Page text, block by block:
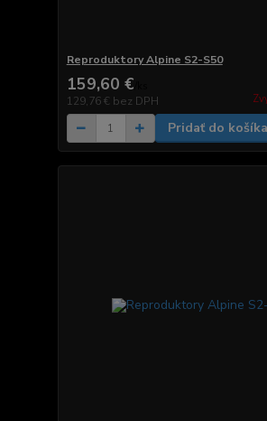
Reproduktory Alpine S2-S50
159,60 €
129,76 € bez DPH
Pridať do košíka